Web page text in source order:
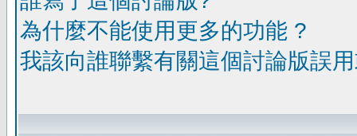
為什麼不能使用更多的功能 ?
我該向誰聯繫有關這個討論版誤